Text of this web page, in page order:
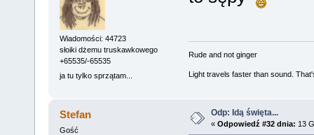
Wiadomości: 44723
słoiki dżemu truskawkowego
+65535/-65535
ja tu tylko sprzątam...
Rude and not ginger
Light travels faster than sound.
Stefan
Gość
Odp: Idą święta...
« Odpowiedź #32 dnia: 13